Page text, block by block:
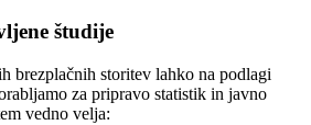
študije
brezplačnih storitev lahko na podlagi
za pripravo statistik in javno
vedno velja: